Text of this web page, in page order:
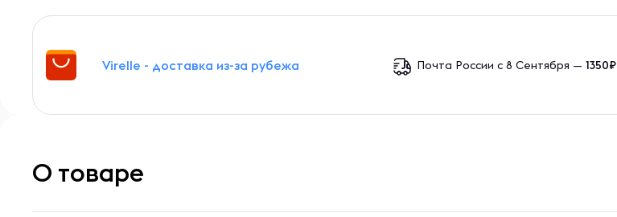
Virelle - доставка из-за рубежа Почта России с 8 Сентября —1350₽
О товаре